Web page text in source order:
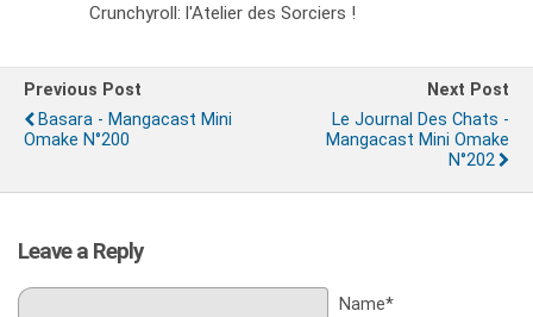
Crunchyroll: l'Atelier des Sorciers !
Previous Post
Basara - Mangacast Mini
Omake N°200
Next Post
Le Journal Des Chats -
Mangacast Mini Omake
N°202
Leave a Reply
Name*